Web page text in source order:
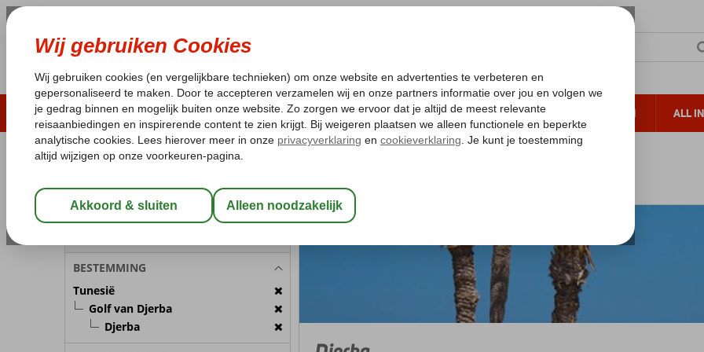
ZOMER 2026 LAST MINUTES WINTERZON ZONVAKANTIES VERRE REIZEN ALL
Laagsteprijsgarantie* Geen fueltoeslag Gratis annuleren*
REISGEZELSCHAP
Kamer 1: 2 Personen
BESTEMMING
Tunesië
Golf van Djerba
Djerba
Home
Tunesië Golf van Djerba